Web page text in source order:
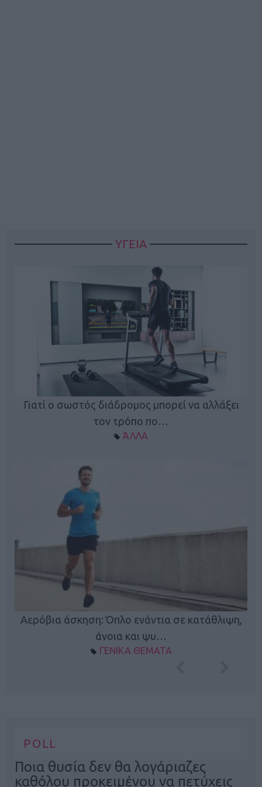
ΥΓΕΙΑ
Γιατί ο σωστός διάδρομος μπορεί να αλλάξει
τον τρόπο πο…
ΆΛΛΑ
Αερόβια άσκηση: Όπλο ενάντια σε κατάθλιψη,
άνοια και ψυ…
ΓΕΝΙΚΑ ΘΕΜΑΤΑ
POLL
Ποια θυσία δεν θα λογάριαζες
καθόλου προκειμένου να πετύχεις